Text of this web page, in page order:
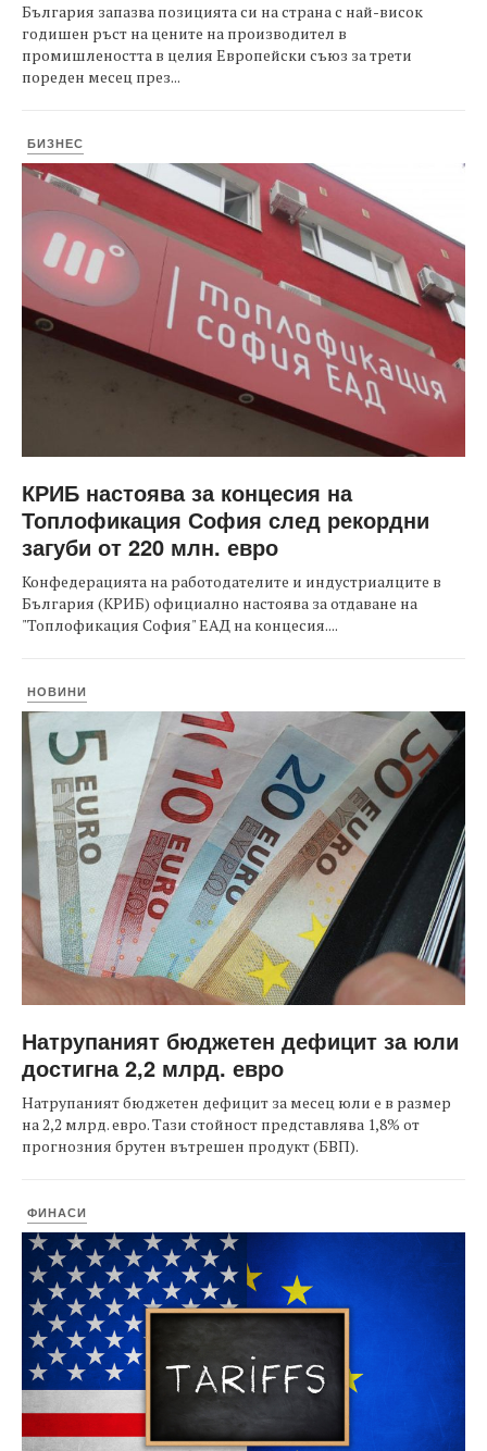
България запазва позицията си на страна с най-висок
годишен ръст на цените на производител в
промишлеността в целия Европейски съюз за трети
пореден месец през...
БИЗНЕС
КРИБ настоява за концесия на
Топлофикация София след рекордни
загуби от 220 млн. евро
Конфедерацията на работодателите и индустриалците в
България (КРИБ) официално настоява за отдаване на
"Топлофикация София" ЕАД на концесия....
НОВИНИ
Натрупаният бюджетен дефицит за юли
достигна 2,2 млрд. евро
Натрупаният бюджетен дефицит за месец юли е в размер
на 2,2 млрд. евро. Тази стойност представлява 1,8% от
прогнозния брутен вътрешен продукт (БВП).
ФИНАСИ